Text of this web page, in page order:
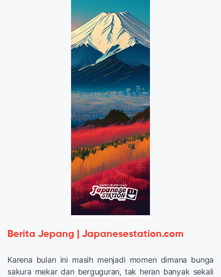
Berita Jepang | Japanesestation.com
Karena bulan ini masih menjadi momen dimana bunga
sakura mekar dan berguguran, tak heran banyak sekali